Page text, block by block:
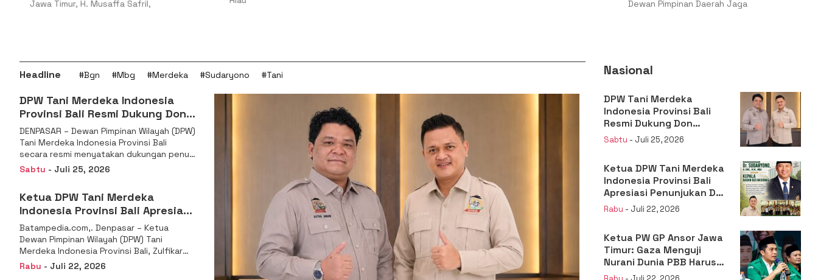
Jawa Timur, H. Musaffa Safril,
Dewan Pimpinan Daerah Jaga
Headline #Bgn #Mbg #Merdeka #Sudaryono #Tani
DPW Tani Merdeka Indonesia
Provinsi Bali Resmi Dukung Don
Muzakir Mengisi Jabatan Wakil
Menteri Pertanian RI
DENPASAR – Dewan Pimpinan Wilayah (DPW)
Tani Merdeka Indonesia Provinsi Bali
secara resmi menyatakan dukungan penuh
kepada Ketua Umum
Sabtu - Juli 25, 2026
Ketua DPW Tani Merdeka
Indonesia Provinsi Bali Apresiasi
Penunjukan Dr. Sudaryono
sebagai Kepala Badan Gizi
Nasional
Batampedia.com,. Denpasar – Ketua
Dewan Pimpinan Wilayah (DPW) Tani
Merdeka Indonesia Provinsi Bali, Zulfikar
Wijaya, S.E., menyampaikan ucapan
Rabu - Juli 22, 2026
Nasional
DPW Tani Merdeka
Indonesia Provinsi Bali
Resmi Dukung Don
Muzakir Mengisi Jabatan
Wakil Menteri Pertanian
Sabtu - Juli 25, 2026
Ketua DPW Tani Merdeka
Indonesia Provinsi Bali
Apresiasi Penunjukan Dr.
Sudaryono sebagai
Kepala Badan Gizi
Rabu - Juli 22, 2026
Ketua PW GP Ansor Jawa
Timur: Gaza Menguji
Nurani Dunia PBB Harus
Reformasi Total atau